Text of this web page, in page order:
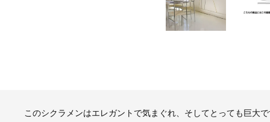
このシクラメンはエレガントで気まぐれ、そしてとっても巨大